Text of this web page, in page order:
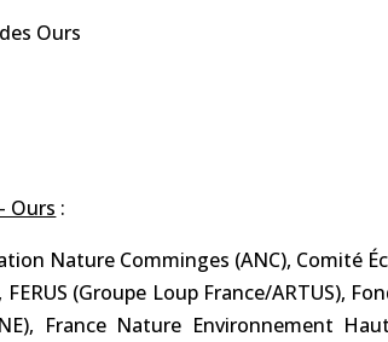
Ours
Ours :
Nature Comminges (ANC), Comité
(Groupe Loup France/ARTUS),
France Nature Environnement